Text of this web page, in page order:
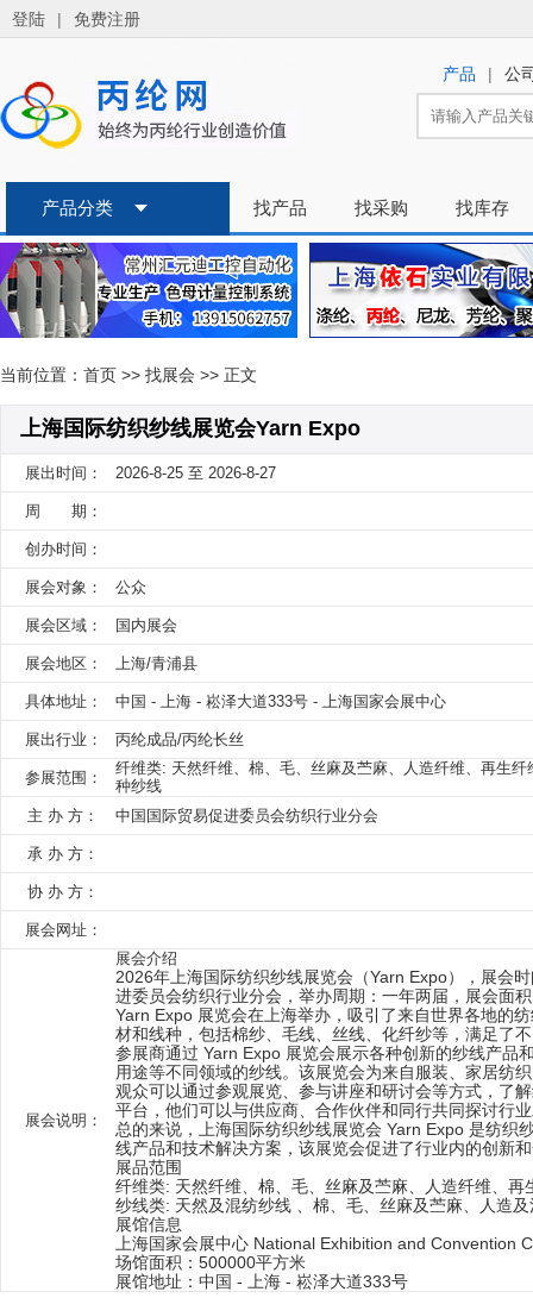
登陆 | 免费注册
产品 | 公
产品分类 找产品 找采购 找库存
当前位置： 首页 >> 找展会 >> 正文
上海国际纺织纱线展览会Yarn Expo
展出时间： 2026-8-25 至 2026-8-27
周 期：
创办时间：
展会对象： 公众
展会区域： 国内展会
展会地区： 上海/青浦县
具体地址： 中国 - 上海 - 崧泽大道333号 - 上海国家会展中心
展出行业： 丙纶成品/丙纶长丝
参展范围：
纤维类: 天然纤维、棉、毛、丝麻及苎麻、人造纤维、再生
种纱线
主 办 方：
中国国际贸易促进委员会纺织行业分会
承 办 方：
协 办 方：
展会网址：
展会说明：
展会介绍
2026年上海国际纺织纱线展览会（Yarn Expo），展会
进委员会纺织行业分会，举办周期：一年两届，展会面
Yarn Expo 展览会在上海举办，吸引了来自世界各地的
材和线种，包括棉纱、毛线、丝线、化纤纱等，满足了
参展商通过 Yarn Expo 展览会展示各种创新的纱线产品
用途等不同领域的纱线。该展览会为来自服装、家居纺
观众可以通过参观展览、参与讲座和研讨会等方式，了
平台，他们可以与供应商、合作伙伴和同行共同探讨行
总的来说，上海国际纺织纱线展览会 Yarn Expo 是纺织
线产品和技术解决方案，该展览会促进了行业内的创新
展品范围
纤维类: 天然纤维、棉、毛、丝麻及苎麻、人造纤维、再
纱线类: 天然及混纺纱线 、棉、毛、丝麻及苎麻、人造
展馆信息
上海国家会展中心 National Exhibition and Convention
场馆面积：500000平方米
展馆地址：中国 - 上海 - 崧泽大道333号